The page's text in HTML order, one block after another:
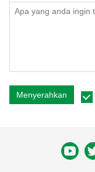
Menyerahkan